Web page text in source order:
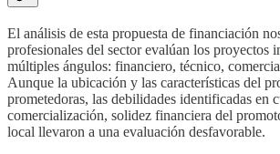
El análisis de esta propuesta de financiación
profesionales del sector evalúan los proyectos
múltiples ángulos: financiero, técnico,
Aunque la ubicación y las características del
prometedoras, las debilidades identificadas en
comercialización, solidez financiera del
local llevaron a una evaluación desfavorable.